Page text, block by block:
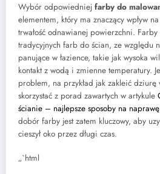
Wybór odpowiedniej farby do
elementem, który ma znaczący wpływ
trwałość odnawianej powierzchni.
tradycyjnych farb do ścian, ze względu
panujące w łazience, takie jak wysoka
kontakt z wodą i zmienne temperatury.
problem, na przykład jak zakleić dziurę
skorzystać z porad zawartych w artykule
ścianie – najlepsze sposoby na
dobór farby jest zatem kluczowy, aby
cieszył oko przez długi czas.
„`html